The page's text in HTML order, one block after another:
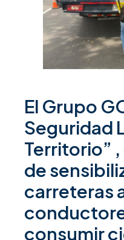
El Grupo
Seguridad
Territorio”
de
carreteras
consumir